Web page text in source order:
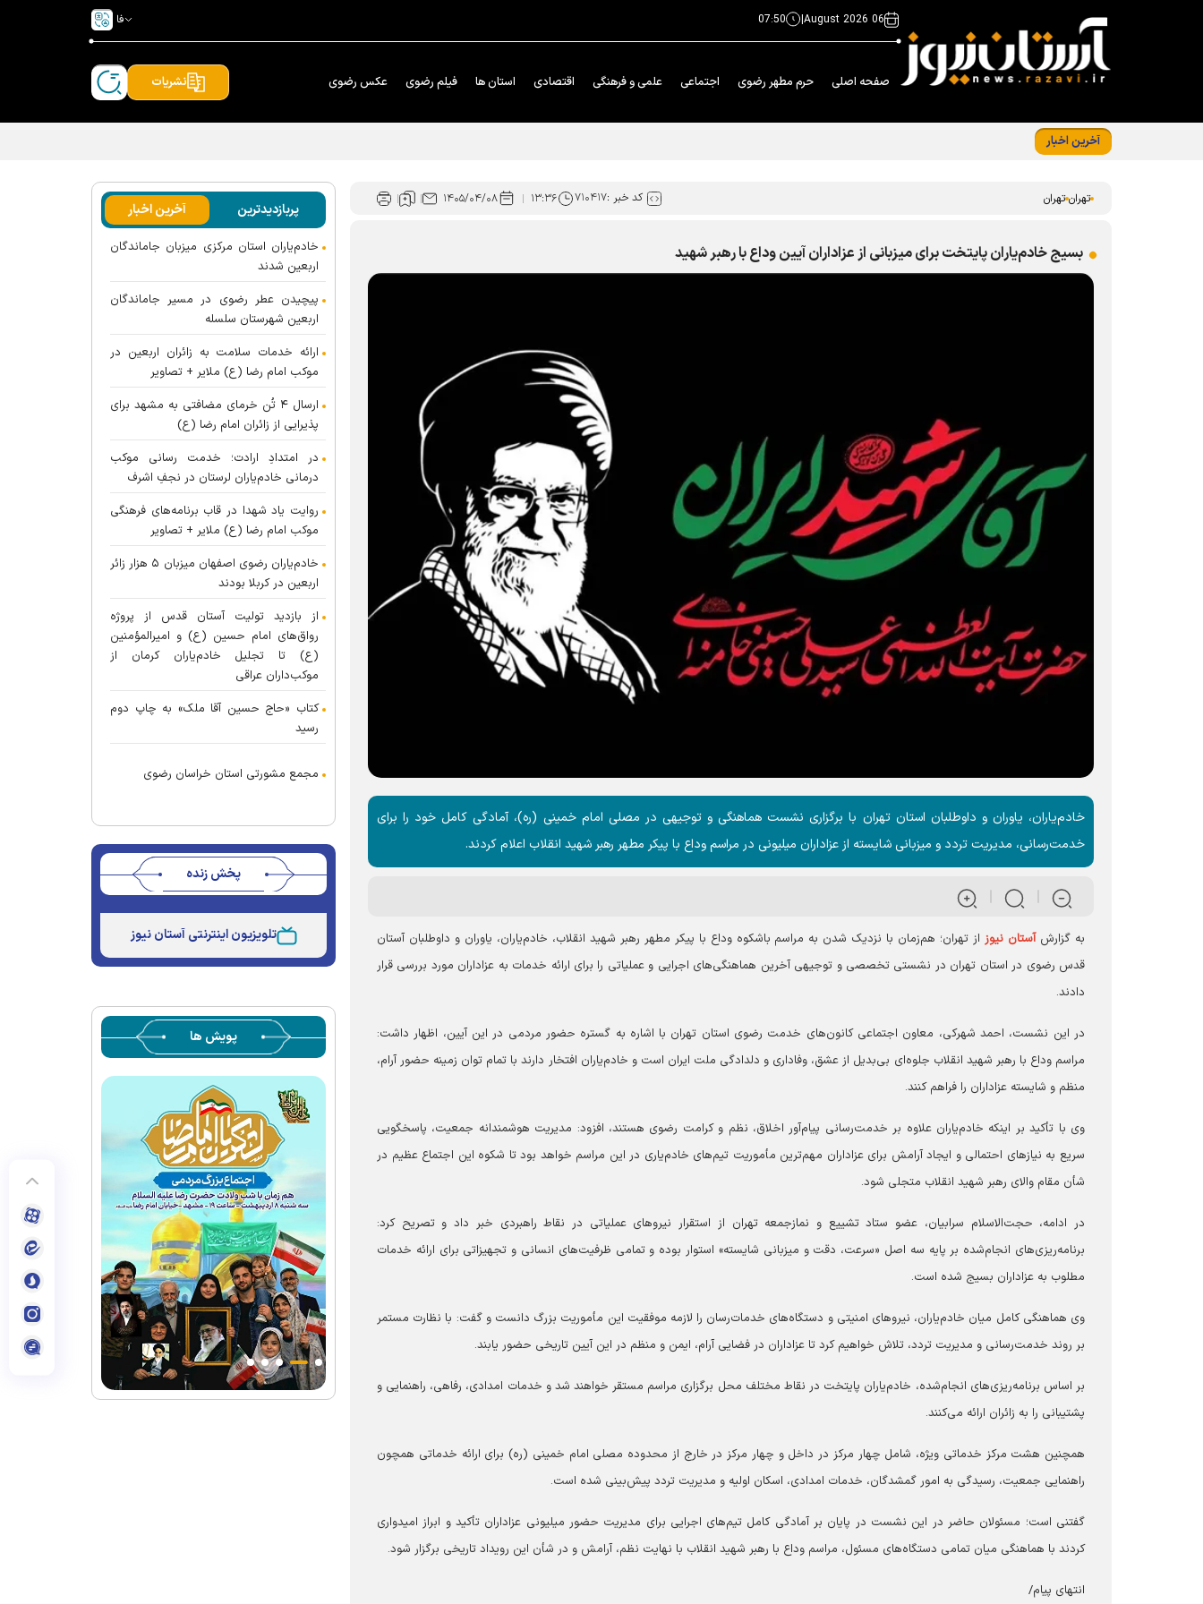
06 August 2026
|
07:50 فا
صفحه اصلی حرم مطهر رضوی اجتماعی علمی و فرهنگی اقتصادی استان ها فیلم رضوی عکس رضوی نشریات
آخرین اخبار
تهران تهران کد خبر :۷۱۰۴۱۷ ۱۳:۳۶ ۱۴۰۵/۰۴/۰۸
بسیج خادم‌یاران پایتخت برای میزبانی از عزاداران آیین وداع با رهبر شهید
خادم‌یاران، یاوران و داوطلبان استان تهران با برگزاری نشست هماهنگی و توجیهی در مصلی امام خمینی (ره)، آمادگی کامل خود را برای
خدمت‌رسانی، مدیریت تردد و میزبانی شایسته از عزاداران میلیونی در مراسم وداع با پیکر مطهر رهبر شهید انقلاب اعلام کردند.
به گزارش آستان نیوزاز تهران؛ هم‌زمان با نزدیک شدن به مراسم باشکوه وداع با پیکر مطهر رهبر شهید انقلاب، خادم‌یاران، یاوران و داوطلبان آستان
قدس رضوی در استان تهران در نشستی تخصصی و توجیهی آخرین هماهنگی‌های اجرایی و عملیاتی را برای ارائه خدمات به عزاداران مورد بررسی قرار
دادند.
در این نشست، احمد شهرکی، معاون اجتماعی کانون‌های خدمت رضوی استان تهران با اشاره به گستره حضور مردمی در این آیین، اظهار داشت:
مراسم وداع با رهبر شهید انقلاب جلوه‌ای بی‌بدیل از عشق، وفاداری و دلدادگی ملت ایران است و خادم‌یاران افتخار دارند با تمام توان زمینه حضور آرام،
منظم و شایسته عزاداران را فراهم کنند.
وی با تأکید بر اینکه خادم‌یاران علاوه بر خدمت‌رسانی پیام‌آور اخلاق، نظم و کرامت رضوی هستند، افزود: مدیریت هوشمندانه جمعیت، پاسخگویی
سریع به نیازهای احتمالی و ایجاد آرامش برای عزاداران مهم‌ترین مأموریت تیم‌های خادم‌یاری در این مراسم خواهد بود تا شکوه این اجتماع عظیم در
شأن مقام والای رهبر شهید انقلاب متجلی شود.
در ادامه، حجت‌الاسلام سرابیان، عضو ستاد تشییع و نمازجمعه تهران از استقرار نیروهای عملیاتی در نقاط راهبردی خبر داد و تصریح کرد:
برنامه‌ریزی‌های انجام‌شده بر پایه سه اصل «سرعت، دقت و میزبانی شایسته» استوار بوده و تمامی ظرفیت‌های انسانی و تجهیزاتی برای ارائه خدمات
مطلوب به عزاداران بسیج شده است.
وی هماهنگی کامل میان خادم‌یاران، نیروهای امنیتی و دستگاه‌های خدمات‌رسان را لازمه موفقیت این مأموریت بزرگ دانست و گفت: با نظارت مستمر
بر روند خدمت‌رسانی و مدیریت تردد، تلاش خواهیم کرد تا عزاداران در فضایی آرام، ایمن و منظم در این آیین تاریخی حضور یابند.
بر اساس برنامه‌ریزی‌های انجام‌شده، خادم‌یاران پایتخت در نقاط مختلف محل برگزاری مراسم مستقر خواهند شد و خدمات امدادی، رفاهی، راهنمایی و
پشتیبانی را به زائران ارائه می‌کنند.
همچنین هشت مرکز خدماتی ویژه، شامل چهار مرکز در داخل و چهار مرکز در خارج از محدوده مصلی امام خمینی (ره) برای ارائه خدماتی همچون
راهنمایی جمعیت، رسیدگی به امور گمشدگان، خدمات امدادی، اسکان اولیه و مدیریت تردد پیش‌بینی شده است.
گفتنی است؛ مسئولان حاضر در این نشست در پایان بر آمادگی کامل تیم‌های اجرایی برای مدیریت حضور میلیونی عزاداران تأکید و ابراز امیدواری
کردند با هماهنگی میان تمامی دستگاه‌های مسئول، مراسم وداع با رهبر شهید انقلاب با نهایت نظم، آرامش و در شأن این رویداد تاریخی برگزار شود.
انتهای پیام/
پربازدیدترین آخرین اخبار
خادم‌یاران استان مرکزی میزبان جاماندگان
اربعین شدند
پیچیدن عطر رضوی در مسیر جاماندگان
اربعین شهرستان سلسله
ارائه خدمات سلامت به زائران اربعین در
موکب امام رضا (ع) ملایر + تصاویر
ارسال ۴ تُن خرمای مضافتی به مشهد برای
پذیرایی از زائران امام رضا (ع)
در امتدادِ ارادت؛ خدمت رسانی موکب
درمانی خادم‌یاران لرستان در نجفِ اشرف
روایت یاد شهدا در قاب برنامه‌های فرهنگی
موکب امام رضا (ع) ملایر + تصاویر
خادم‌یاران رضوی اصفهان میزبان ۵ هزار زائر
اربعین در کربلا بودند
از بازدید تولیت آستان قدس از پروژه
رواق‌های امام حسین (ع) و امیرالمؤمنین
(ع) تا تجلیل خادم‌یاران کرمان از
موکب‌داران عراقی
کتاب «حاج حسین آقا ملک» به چاپ دوم
رسید
مجمع مشورتی استان خراسان رضوی
پخش زنده
تلویزیون اینترنتی آستان نیوز
پویش ها